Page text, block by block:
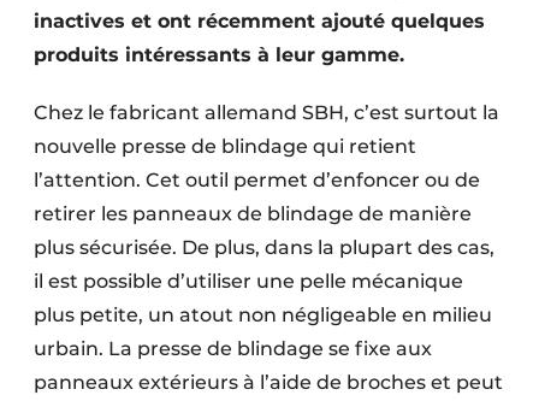
Géotextiles
Infrastructures souterraines et égouttage
Protection solaire
Rénovation
Sécurité incendie
Software
Techniques ferroviaires
inactives et ont récemment ajouté quelques
produits intéressants à leur gamme.
Chez le fabricant allemand SBH, c’est surtout la
nouvelle presse de blindage qui retient
l’attention. Cet outil permet d’enfoncer ou de
retirer les panneaux de blindage de manière
plus sécurisée. De plus, dans la plupart des cas,
il est possible d’utiliser une pelle mécanique
plus petite, un atout non négligeable en milieu
urbain. La presse de blindage se fixe aux
panneaux extérieurs à l’aide de broches et peut